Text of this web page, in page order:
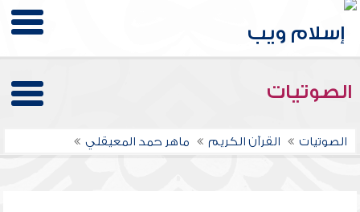
الصوتيات
الصوتيات القرآن الكريم ماهر حمد المعيقلي